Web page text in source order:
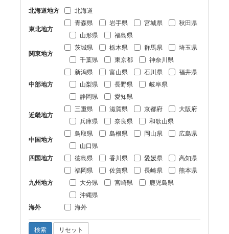
北海道地方
北海道
東北地方
青森県 岩手県 宮城県
秋田県
山形県
福島県
関東地方
茨城県 栃木県 群馬県
埼玉県
千葉県
東京都 神奈川県
中部地方
新潟県 富山県 石川県
福井県
山梨県
長野県
岐阜県
静岡県
愛知県
近畿地方
三重県 滋賀県 京都府
大阪府
兵庫県
奈良県 和歌山県
中国地方
鳥取県 島根県 岡山県
広島県
山口県
四国地方
徳島県 香川県 愛媛県 高知県
九州地方
福岡県 佐賀県 長崎県
熊本県
大分県
宮崎県
鹿児島県
沖縄県
海外
海外
検索 リセット